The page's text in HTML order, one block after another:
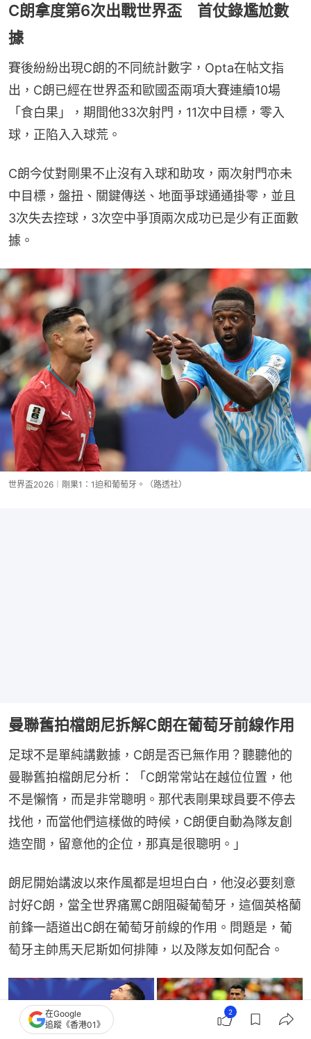
C朗拿度第6次出戰世界盃 首仗錄尷尬數
據
賽後紛紛出現C朗的不同統計數字，Opta在帖文指
出，C朗已經在世界盃和歐國盃兩項大賽連續10場
「食白果」，期間他33次射門，11次中目標，零入
球，正陷入入球荒。
C朗今仗對剛果不止沒有入球和助攻，兩次射門亦未
中目標，盤扭、關鍵傳送、地面爭球通通掛零，並且
3次失去控球，3次空中爭頂兩次成功已是少有正面數
據。
世界盃2026︱剛果1：1迫和葡萄牙。（路透社）
曼聯舊拍檔朗尼拆解C朗在葡萄牙前線作用
足球不是單純講數據，C朗是否已無作用？聽聽他的
曼聯舊拍檔朗尼分析：「C朗常常站在越位位置，他
不是懶惰，而是非常聰明。那代表剛果球員要不停去
找他，而當他們這樣做的時候，C朗便自動為隊友創
造空間，留意他的企位，那真是很聰明。」
朗尼開始講波以來作風都是坦坦白白，他沒必要刻意
討好C朗，當全世界痛罵C朗阻礙葡萄牙，這個英格蘭
前鋒一語道出C朗在葡萄牙前線的作用。問題是，葡
萄牙主帥馬天尼斯如何排陣，以及隊友如何配合。
在Google
追蹤《香港01》
2